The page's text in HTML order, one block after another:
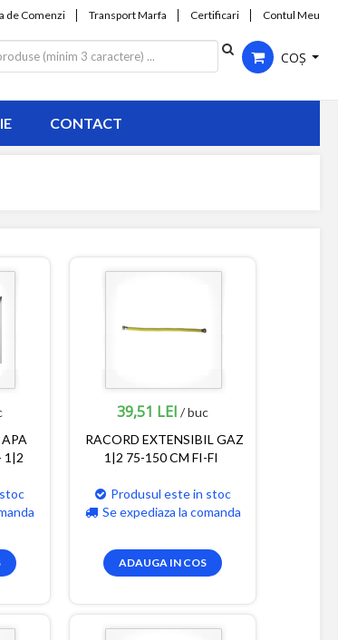
de Comenzi Transport Marfa Certificari Contul Meu
COȘ
CONTACT
1|2
39,51 LEI / buc
RACORD EXTENSIBIL GAZ
1|2 75-150 CM FI-FI
Produsul este in stoc
Se expediaza la comanda
ADAUGA IN COS